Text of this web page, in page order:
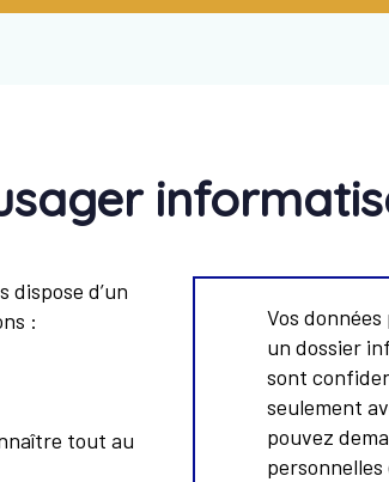
dispose d’un
:
tout au
Vos
un dossier
sont
seulement
pouvez